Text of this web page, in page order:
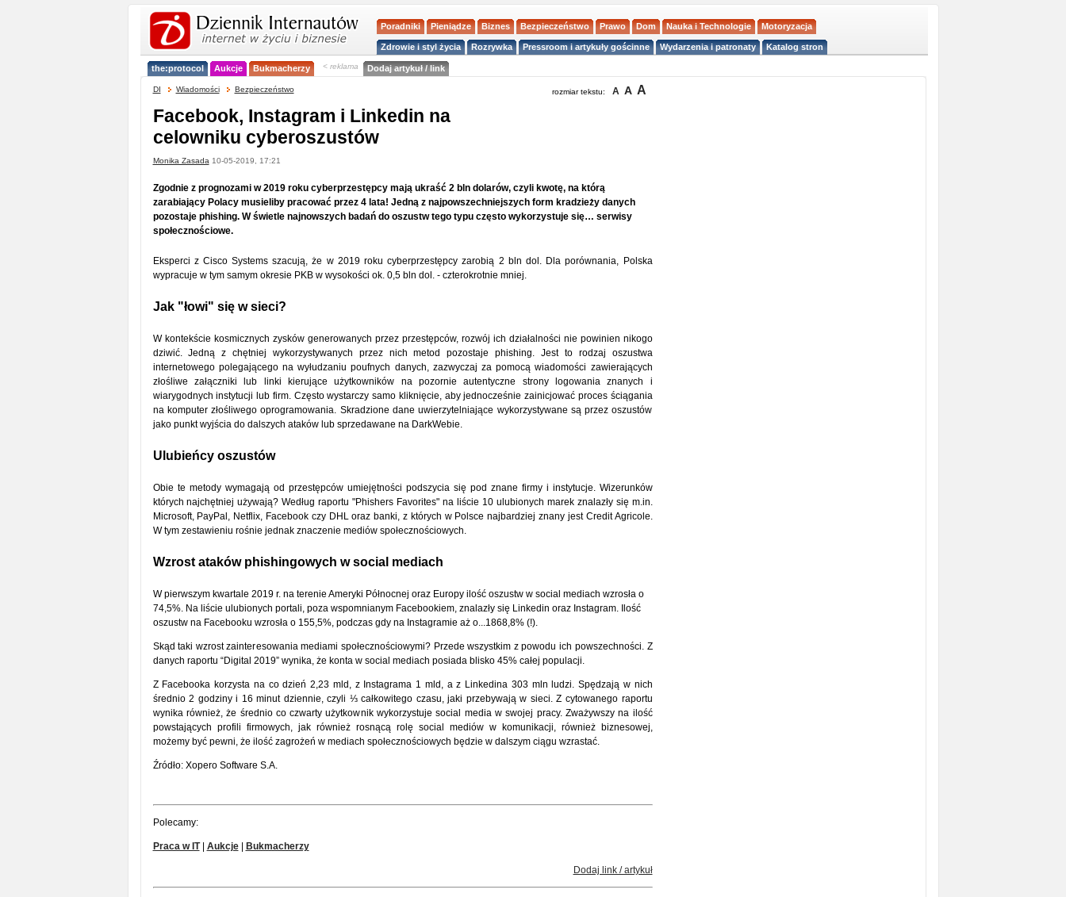
Poradniki Pieniądze Biznes Bezpieczeństwo Prawo Dom Nauka i Technologie Motoryzacja
Zdrowie i styl życia Rozrywka Pressroom i artykuły gościnne Wydarzenia i patronaty Katalog stron
the:protocol Aukcje Bukmacherzy < reklama Dodaj artykuł / link
DI Wiadomości Bezpieczeństwo rozmiar tekstu: A A A
Facebook, Instagram i Linkedin na
celowniku cyberoszustów
Monika Zasada 10-05-2019, 17:21
Zgodnie z prognozami w 2019 roku cyberprzestępcy mają ukraść 2 bln dolarów, czyli kwotę, na którą
zarabiający Polacy musieliby pracować przez 4 lata! Jedną z najpowszechniejszych form kradzieży danych
pozostaje phishing. W świetle najnowszych badań do oszustw tego typu często wykorzystuje się… serwisy
społecznościowe.
Eksperci z Cisco Systems szacują, że w 2019 roku cyberprzestępcy zarobią 2 bln dol. Dla porównania, Polska
wypracuje w tym samym okresie PKB w wysokości ok. 0,5 bln dol. - czterokrotnie mniej.
Jak "łowi" się w sieci?
W kontekście kosmicznych zysków generowanych przez przestępców, rozwój ich działalności nie powinien nikogo
dziwić. Jedną z chętniej wykorzystywanych przez nich metod pozostaje phishing. Jest to rodzaj oszustwa
internetowego polegającego na wyłudzaniu poufnych danych, zazwyczaj za pomocą wiadomości zawierających
złośliwe załączniki lub linki kierujące użytkowników na pozornie autentyczne strony logowania znanych i
wiarygodnych instytucji lub firm. Często wystarczy samo kliknięcie, aby jednocześnie zainicjować proces ściągania
na komputer złośliwego oprogramowania. Skradzione dane uwierzytelniające wykorzystywane są przez oszustów
jako punkt wyjścia do dalszych ataków lub sprzedawane na DarkWebie.
Ulubieńcy oszustów
Obie te metody wymagają od przestępców umiejętności podszycia się pod znane firmy i instytucje. Wizerunków
których najchętniej używają? Według raportu "Phishers Favorites" na liście 10 ulubionych marek znalazły się m.in.
Microsoft, PayPal, Netflix, Facebook czy DHL oraz banki, z których w Polsce najbardziej znany jest Credit Agricole.
W tym zestawieniu rośnie jednak znaczenie mediów społecznościowych.
Wzrost ataków phishingowych w social mediach
W pierwszym kwartale 2019 r. na terenie Ameryki Północnej oraz Europy ilość oszustw w social mediach wzrosła o
74,5%. Na liście ulubionych portali, poza wspomnianym Facebookiem, znalazły się Linkedin oraz Instagram. Ilość
oszustw na Facebooku wzrosła o 155,5%, podczas gdy na Instagramie aż o...1868,8% (!).
Skąd taki wzrost zainteresowania mediami społecznościowymi? Przede wszystkim z powodu ich powszechności. Z
danych raportu “Digital 2019” wynika, że konta w social mediach posiada blisko 45% całej populacji.
Z Facebooka korzysta na co dzień 2,23 mld, z Instagrama 1 mld, a z Linkedina 303 mln ludzi. Spędzają w nich
średnio 2 godziny i 16 minut dziennie, czyli ⅓ całkowitego czasu, jaki przebywają w sieci. Z cytowanego raportu
wynika również, że średnio co czwarty użytkownik wykorzystuje social media w swojej pracy. Zważywszy na ilość
powstających profili firmowych, jak również rosnącą rolę social mediów w komunikacji, również biznesowej,
możemy być pewni, że ilość zagrożeń w mediach społecznościowych będzie w dalszym ciągu wzrastać.
Źródło: Xopero Software S.A.
Polecamy:
Praca w IT| Aukcje| Bukmacherzy
Dodaj link / artykuł